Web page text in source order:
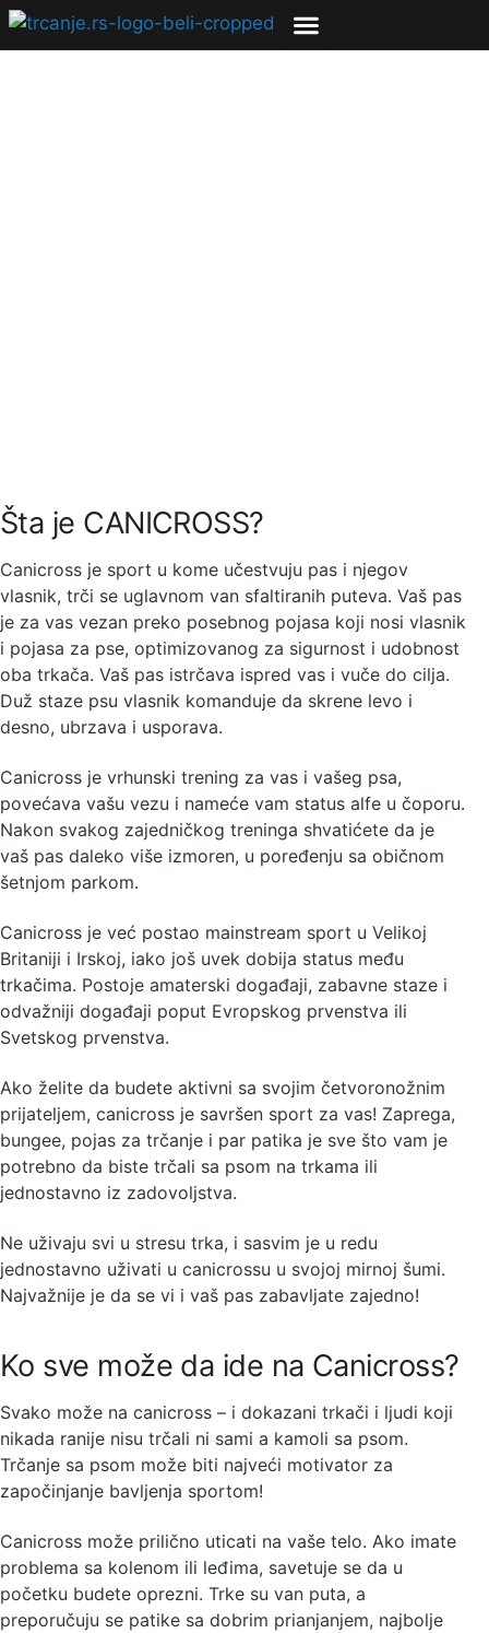
Šta je CANICROSS?
Canicross je sport u kome učestvuju pas i njegov
vlasnik, trči se uglavnom van sfaltiranih puteva. Vaš pas
je za vas vezan preko posebnog pojasa koji nosi vlasnik
i pojasa za pse, optimizovanog za sigurnost i udobnost
oba trkača. Vaš pas istrčava ispred vas i vuče do cilja.
Duž staze psu vlasnik komanduje da skrene levo i
desno, ubrzava i usporava.
Canicross je vrhunski trening za vas i vašeg psa,
povećava vašu vezu i nameće vam status alfe u čoporu.
Nakon svakog zajedničkog treninga shvatićete da je
vaš pas daleko više izmoren, u poređenju sa običnom
šetnjom parkom.
Canicross je već postao mainstream sport u Velikoj
Britaniji i Irskoj, iako još uvek dobija status među
trkačima. Postoje amaterski događaji, zabavne staze i
odvažniji događaji poput Evropskog prvenstva ili
Svetskog prvenstva.
Ako želite da budete aktivni sa svojim četvoronožnim
prijateljem, canicross je savršen sport za vas! Zaprega,
bungee, pojas za trčanje i par patika je sve što vam je
potrebno da biste trčali sa psom na trkama ili
jednostavno iz zadovoljstva.
Ne uživaju svi u stresu trka, i sasvim je u redu
jednostavno uživati u canicrossu u svojoj mirnoj šumi.
Najvažnije je da se vi i vaš pas zabavljate zajedno!
Ko sve može da ide na Canicross?
Svako može na canicross – i dokazani trkači i ljudi koji
nikada ranije nisu trčali ni sami a kamoli sa psom.
Trčanje sa psom može biti najveći motivator za
započinjanje bavljenja sportom!
Canicross može prilično uticati na vaše telo. Ako imate
problema sa kolenom ili leđima, savetuje se da u
početku budete oprezni. Trke su van puta, a
preporučuju se patike sa dobrim prianjanjem, najbolje